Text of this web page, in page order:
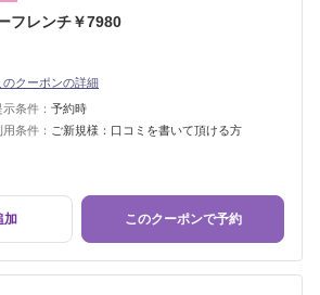
フレンチ￥7980
のクーポンの詳細
示条件： 予約時
用条件： ご新規様：口コミを書いて頂ける方
加 このクーポンで予約